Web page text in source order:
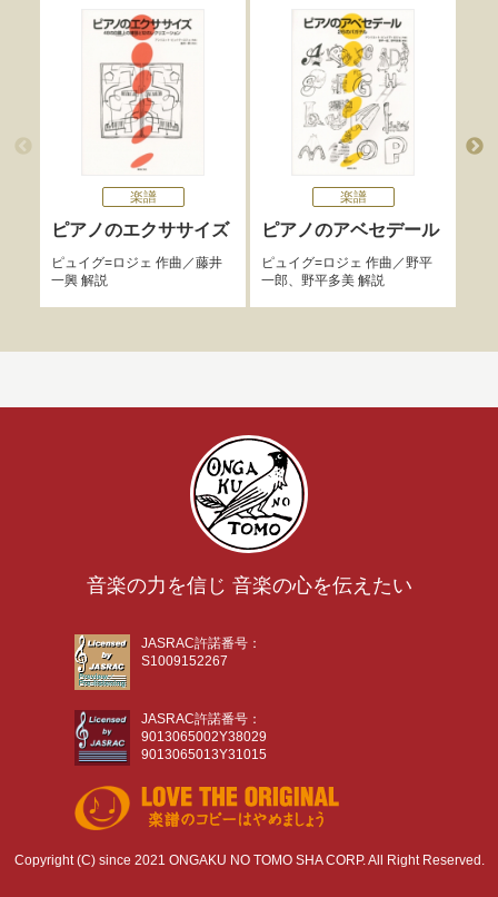
楽譜
ピアノのエクササイズ
ピュイグ=ロジェ 作曲／藤井
一興解説
楽譜
ピアノのアベセデール
ピュイグ=ロジェ 作曲／野平
一郎、 野平多美解説
音楽の力を信じ 音楽の心を伝えたい
JASRAC許諾番号：
S1009152267
JASRAC許諾番号：
9013065002Y38029
9013065013Y31015
Copyright (C) since 2021 ONGAKU NO TOMO SHA CORP. All Right Reserved.